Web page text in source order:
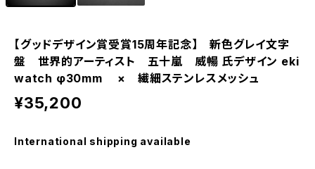
【グッドデザイン賞受賞15周年記念】 新色グレイ文字
盤 世界的アーティスト 五十嵐 威暢 氏デザイン eki
watch φ30mm × 繊細ステンレスメッシュ
¥35,200
International shipping available